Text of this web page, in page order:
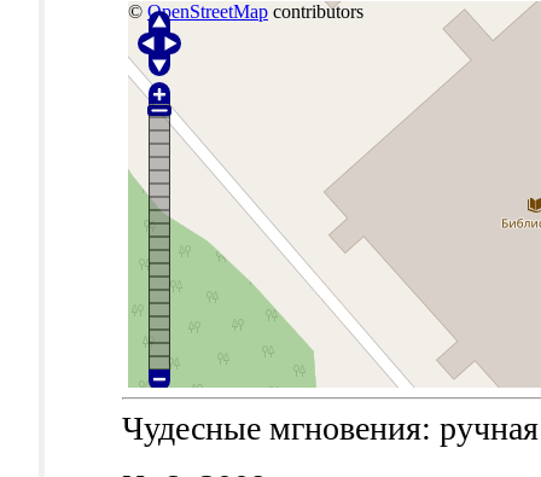
© OpenStreetMap contributors
Чудесные мгновения: